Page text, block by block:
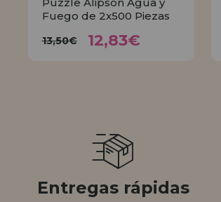
Fuego de 2x500 Piezas
13,50€ 12,83€
Entregas rápidas